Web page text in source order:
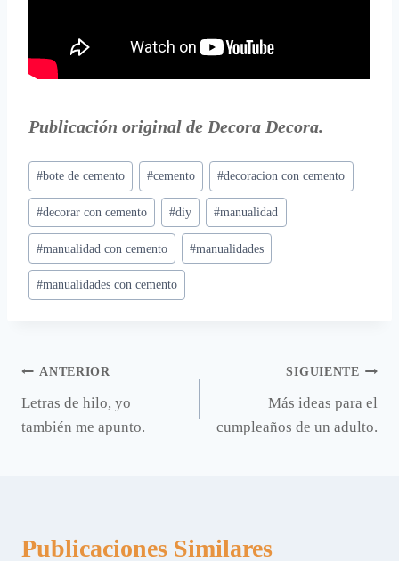
Publicación original de Decora Decora.
Etiquetas
de
la
entrada:
#bote de cemento #cemento #decoracion con cemento
#decorar con cemento #diy #manualidad
#manualidad con cemento #manualidades
#manualidades con cemento
Navegación
de
ANTERIOR
Letras de hilo, yo
también me apunto.
SIGUIENTE
Más ideas para el
cumpleaños de un adulto.
Publicaciones Similares